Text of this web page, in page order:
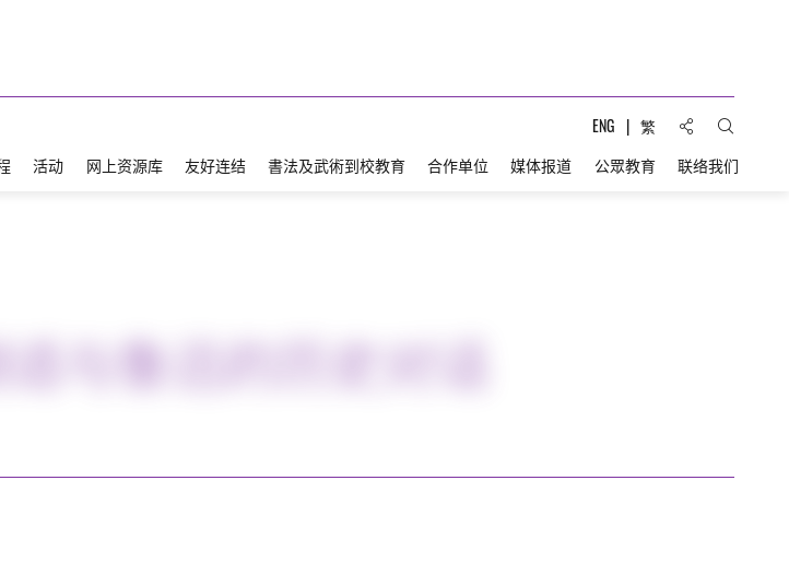
ENG 繁 分享到:打开搜
活动 网上资源库 友好连结 書法及武術到校教育 合作单位 媒体报道 公眾教育 联络我们
与鲁迅的历史对话